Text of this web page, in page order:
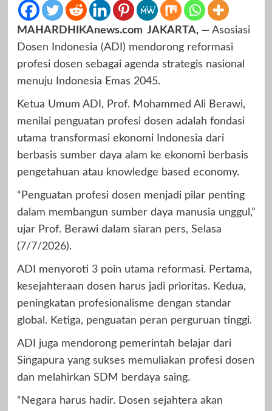
MAHARDHIKAnews.com JAKARTA, —Asosiasi
Dosen Indonesia (ADI) mendorong reformasi
profesi dosen sebagai agenda strategis nasional
menuju Indonesia Emas 2045.
Ketua Umum ADI, Prof. Mohammed Ali Berawi,
menilai penguatan profesi dosen adalah fondasi
utama transformasi ekonomi Indonesia dari
berbasis sumber daya alam ke ekonomi berbasis
pengetahuan atau knowledge based economy.
“Penguatan profesi dosen menjadi pilar penting
dalam membangun sumber daya manusia unggul,”
ujar Prof. Berawi dalam siaran pers, Selasa
(7/7/2026).
ADI menyoroti 3 poin utama reformasi. Pertama,
kesejahteraan dosen harus jadi prioritas. Kedua,
peningkatan profesionalisme dengan standar
global. Ketiga, penguatan peran perguruan tinggi.
ADI juga mendorong pemerintah belajar dari
Singapura yang sukses memuliakan profesi dosen
dan melahirkan SDM berdaya saing.
“Negara harus hadir. Dosen sejahtera akan